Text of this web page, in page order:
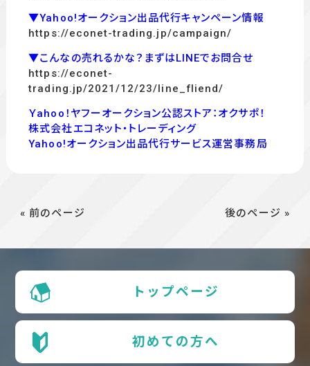
▼Yahoo!オークション出品代行キャンペーン情報
https://econet-trading.jp/campaign/
▼こんなの売れるかな？まずはLINEでお問合せ
https://econet-
trading.jp/2021/12/23/line_fliend/
Ｙahoo！ヤフーオークション公認ストア：オクサポ！
株式会社エコネット・トレーディング
Yahoo!オークション出品代行サービス運営事務局
« 前のページ 後のページ »
トップページ
初めての方へ